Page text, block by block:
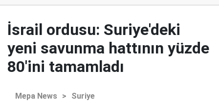
İsrail ordusu: Suriye'deki
yeni savunma hattının yüzde
80'ini tamamladı
Mepa News > Suriye